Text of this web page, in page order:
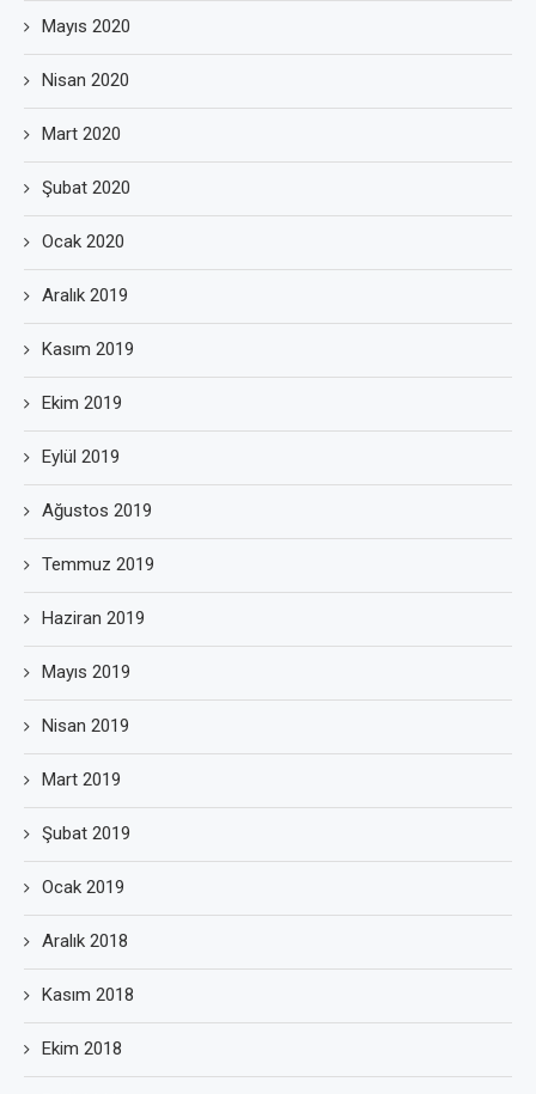
Mayıs 2020
Nisan 2020
Mart 2020
Şubat 2020
Ocak 2020
Aralık 2019
Kasım 2019
Ekim 2019
Eylül 2019
Ağustos 2019
Temmuz 2019
Haziran 2019
Mayıs 2019
Nisan 2019
Mart 2019
Şubat 2019
Ocak 2019
Aralık 2018
Kasım 2018
Ekim 2018